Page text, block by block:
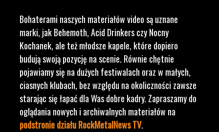
Bohaterami naszych materiałów video są uznane
marki, jak Behemoth, Acid Drinkers czy Nocny
Kochanek, ale też młodsze kapele, które dopiero
budują swoją pozycję na scenie. Równie chętnie
pojawiamy się na dużych festiwalach oraz w małych,
ciasnych klubach, bez względu na okoliczności zawsze
starając się łapać dla Was dobre kadry. Zapraszamy do
oglądania nowych i archiwalnych materiałów na
podstronie działu RockMetalNews TV.